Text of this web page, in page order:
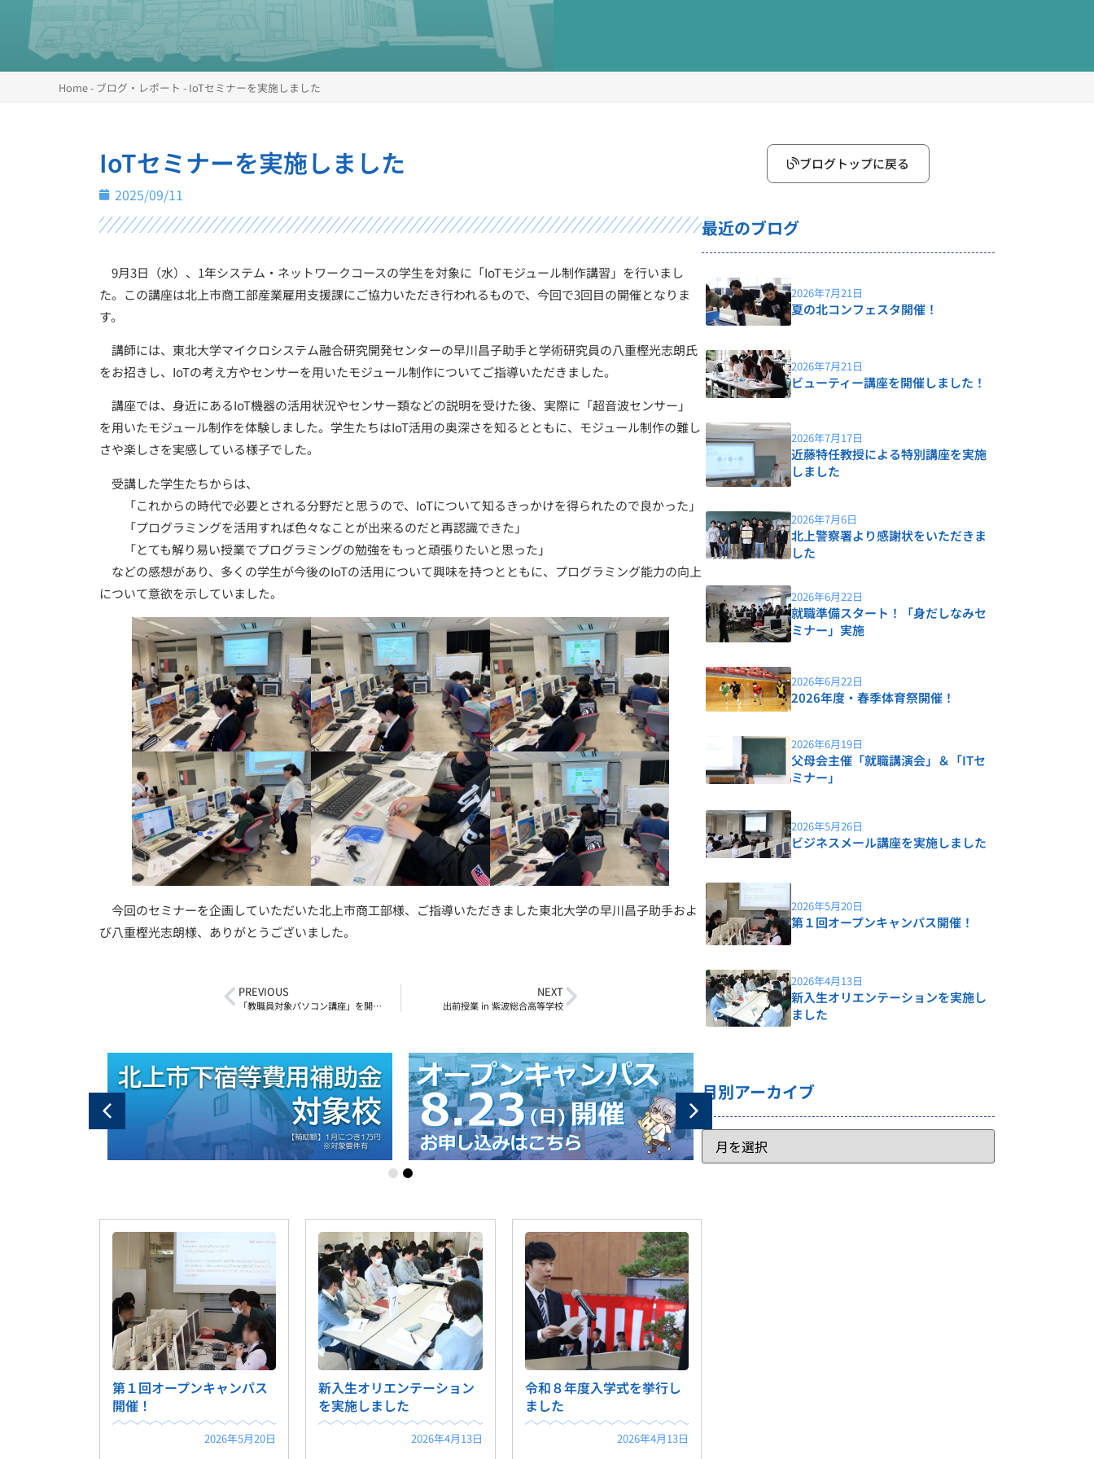
Home- ブログ・レポート - IoTセミナーを実施しました
IoTセミナーを実施しました
2025/09/11
9月3日（水）、1年システム・ネットワークコースの学生を対象に「IoTモジュール制作講習」を行いまし
た。この講座は北上市商工部産業雇用支援課にご協力いただき行われるもので、今回で3回目の開催となりま
す。
講師には、東北大学マイクロシステム融合研究開発センターの早川昌子助手と学術研究員の八重樫光志朗氏
をお招きし、IoTの考え方やセンサーを用いたモジュール制作についてご指導いただきました。
講座では、身近にあるIoT機器の活用状況やセンサー類などの説明を受けた後、実際に「超音波センサー」
を用いたモジュール制作を体験しました。学生たちはIoT活用の奥深さを知るとともに、モジュール制作の難し
さや楽しさを実感している様子でした。
受講した学生たちからは、
「これからの時代で必要とされる分野だと思うので、IoTについて知るきっかけを得られたので良かった」
「プログラミングを活用すれば色々なことが出来るのだと再認識できた」
「とても解り易い授業でプログラミングの勉強をもっと頑張りたいと思った」
などの感想があり、多くの学生が今後のIoTの活用について興味を持つとともに、プログラミング能力の向上
について意欲を示していました。
今回のセミナーを企画していただいた北上市商工部様、ご指導いただきました東北大学の早川昌子助手およ
び八重樫光志朗様、ありがとうございました。
PREVIOUS
「教職員対象パソコン講座」を開催しました
NEXT
出前授業 in 紫波総合高等学校
第１回オープンキャンパス
開催！
2026年5月20日
新入生オリエンテーション
を実施しました
2026年4月13日
令和８年度入学式を挙行し
ました
2026年4月13日
ブログトップに戻る
最近のブログ
2026年7月21日
夏の北コンフェスタ開催！
2026年7月21日
ビューティー講座を開催しました！
2026年7月17日
近藤特任教授による特別講座を実施
しました
2026年7月6日
北上警察署より感謝状をいただきま
した
2026年6月22日
就職準備スタート！「身だしなみセ
ミナー」実施
2026年6月22日
2026年度・春季体育祭開催！
2026年6月19日
父母会主催「就職講演会」＆「ITセ
ミナー」
2026年5月26日
ビジネスメール講座を実施しました
2026年5月20日
第１回オープンキャンパス開催！
2026年4月13日
新入生オリエンテーションを実施し
ました
月別アーカイブ